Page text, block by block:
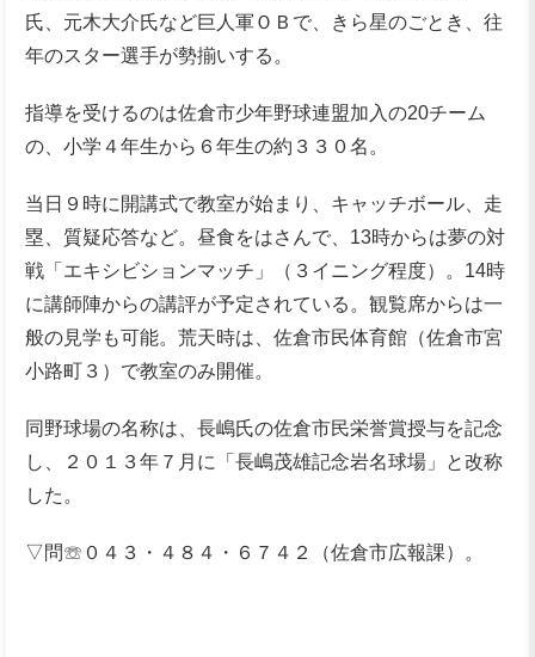
氏、元木大介氏など巨人軍ＯＢで、きら星のごとき、往
年のスター選手が勢揃いする。
指導を受けるのは佐倉市少年野球連盟加入の20チーム
の、小学４年生から６年生の約３３０名。
当日９時に開講式で教室が始まり、キャッチボール、走
塁、質疑応答など。昼食をはさんで、13時からは夢の対
戦「エキシビションマッチ」（３イニング程度）。14時
に講師陣からの講評が予定されている。観覧席からは一
般の見学も可能。荒天時は、佐倉市民体育館（佐倉市宮
小路町３）で教室のみ開催。
同野球場の名称は、長嶋氏の佐倉市民栄誉賞授与を記念
し、２０１３年７月に「長嶋茂雄記念岩名球場」と改称
した。
▽問☏０４３・４８４・６７４２（佐倉市広報課）。